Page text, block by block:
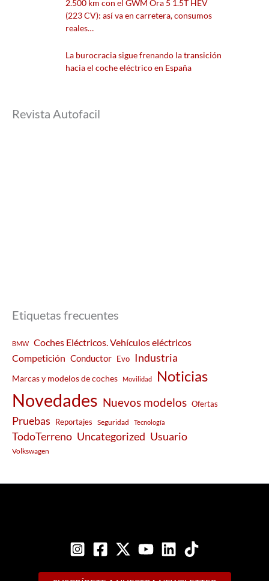
2.500 km con el GWM Ora 5 1.5T HEV
(223 CV): así va en carretera, consumos
reales…
La burocracia sigue frenando la transición
hacia el coche eléctrico en España
Revista Autofacil
Etiquetas frecuentes
BMW
Coches Eléctricos. Vehículos eléctricos
Competición Conductor Evo Industria
Marcas y modelos de coches Movilidad Noticias
Novedades Nuevos modelos Ofertas
Pruebas Reportajes Seguridad Tecnología
TodoTerreno Uncategorized Usuario
Volkswagen